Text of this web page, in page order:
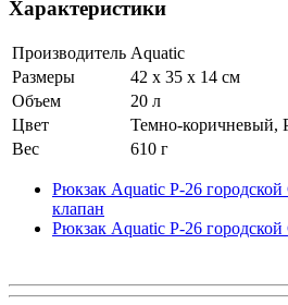
Характеристики
Производитель Aquatic
Размеры
42 x 35 x 14 см
Объем
20 л
Цвет
Темно-коричневый,
Вес
610 г
Рюкзак Aquatic Р-26
клапан
Рюкзак Aquatic Р-26